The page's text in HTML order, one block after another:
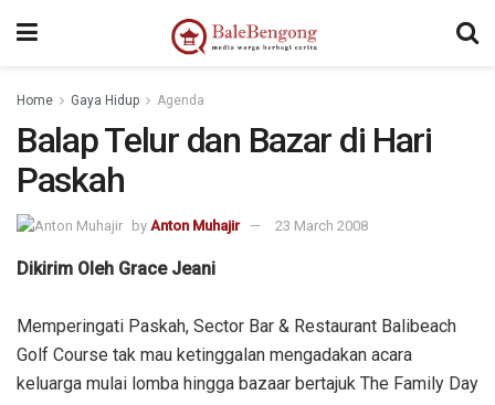
Home Gaya Hidup Agenda
Balap Telur dan Bazar di Hari
Paskah
by Anton Muhajir 23 March 2008
Dikirim Oleh Grace Jeani
Memperingati Paskah, Sector Bar & Restaurant Balibeach
Golf Course tak mau ketinggalan mengadakan acara
keluarga mulai lomba hingga bazaar bertajuk The Family Day